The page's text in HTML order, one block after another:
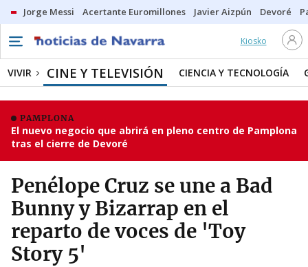
Jorge Messi Acertante Euromillones Javier Aizpún Devoré
Kiosko
VIVIR CINE Y TELEVISIÓN CIENCIA Y TECNOLOGÍA
PAMPLONA
El nuevo negocio que abrirá en pleno centro de Pamplona
tras el cierre de Devoré
Penélope Cruz se une a Bad
Bunny y Bizarrap en el
reparto de voces de 'Toy
Story 5'